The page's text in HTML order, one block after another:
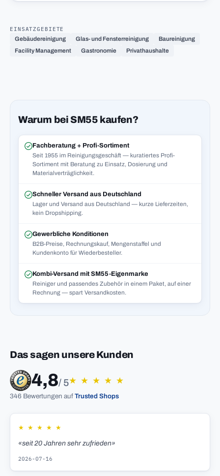
EINSATZGEBIETE
Gebäudereinigung
Glas- und Fensterreinigung
Baureinigung
Facility Management
Gastronomie Privathaushalte
Warum bei SM55 kaufen?
Fachberatung + Profi-Sortiment
Seit 1955 im Reinigungsgeschäft — kuratiertes Profi-
Sortiment mit Beratung zu Einsatz, Dosierung und
Materialverträglichkeit.
Schneller Versand aus Deutschland
Lager und Versand aus Deutschland — kurze Lieferzeiten,
kein Dropshipping.
Gewerbliche Konditionen
B2B-Preise, Rechnungskauf, Mengenstaffel und
Kundenkonto für Wiederbesteller.
Kombi-Versand mit SM55-Eigenmarke
Reiniger und passendes Zubehör in einem Paket, auf einer
Rechnung — spart Versandkosten.
Das sagen unsere Kunden
4,8/ 5★ ★ ★ ★ ★
346 Bewertungen auf Trusted Shops
★ ★ ★ ★ ★
«seit 20 Jahren sehr zufrieden»
2026-07-16